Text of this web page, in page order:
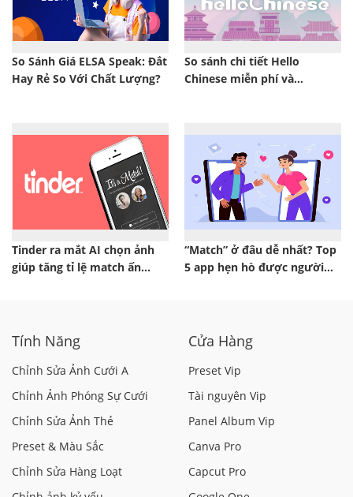
So Sánh Giá ELSA Speak: Đắt
Hay Rẻ So Với Chất Lượng?
So sánh chi tiết Hello
Chinese miễn phí và
Tinder ra mắt AI chọn ảnh
giúp tăng tỉ lệ match ấn
“Match” ở đâu dễ nhất? Top
5 app hẹn hò được người
Tính Năng
Chỉnh Sửa Ảnh Cưới A
Chỉnh Ảnh Phóng Sự Cưới
Chỉnh Sửa Ảnh Thẻ
Preset & Màu Sắc
Chỉnh Sửa Hàng Loạt
Cửa Hàng
Preset Vip
Tài nguyên Vip
Panel Album Vip
Canva Pro
Capcut Pro